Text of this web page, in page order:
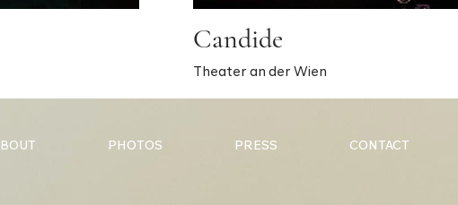
Candide
Theater an der Wien
PHOTOS PRESS CONTACT